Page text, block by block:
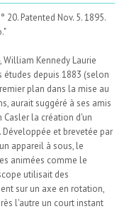
20. Patented Nov. 5. 1895.
Kennedy Laurie
études depuis 1883 (selon
plan dans la mise au
aurait suggéré à ses amis
Casler la création d'un
et brevetée par
appareil à sous, le
animées comme le
utilisait des
sur un axe en rotation,
l'autre un court instant